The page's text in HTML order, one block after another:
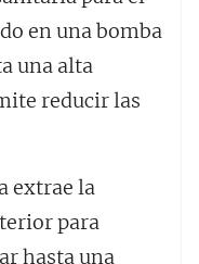
en una bomba
una alta
reducir las
extrae la
para
hasta una